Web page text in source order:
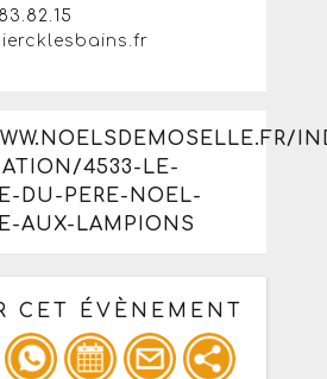
4533-LE-
DU-PERE-NOEL-
AUX-LAMPIONS
CET ÉVÈNEMENT